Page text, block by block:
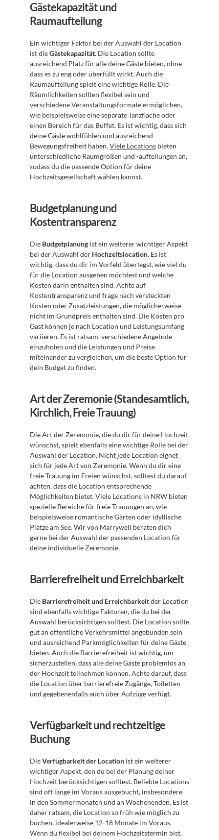
Gästekapazität und
Raumaufteilung
Ein wichtiger Faktor bei der Auswahl der Location
ist die Gästekapazität. Die Location sollte
ausreichend Platz für alle deine Gäste bieten, ohne
dass es zu eng oder überfüllt wirkt. Auch die
Raumaufteilung spielt eine wichtige Rolle. Die
Räumlichkeiten sollten flexibel sein und
verschiedene Veranstaltungsformate ermöglichen,
wie beispielsweise eine separate Tanzfläche oder
einen Bereich für das Buffet. Es ist wichtig, dass sich
deine Gäste wohlfühlen und ausreichend
Bewegungsfreiheit haben. Viele Locations bieten
unterschiedliche Raumgrößen und -aufteilungen an,
sodass du die passende Option für deine
Hochzeitsgesellschaft wählen kannst.
Budgetplanung und
Kostentransparenz
Die Budgetplanung ist ein weiterer wichtiger Aspekt
bei der Auswahl der Hochzeitslocation. Es ist
wichtig, dass du dir im Vorfeld überlegst, wie viel du
für die Location ausgeben möchtest und welche
Kosten darin enthalten sind. Achte auf
Kostentransparenz und frage nach versteckten
Kosten oder Zusatzleistungen, die möglicherweise
nicht im Grundpreis enthalten sind. Die Kosten pro
Gast können je nach Location und Leistungsumfang
variieren. Es ist ratsam, verschiedene Angebote
einzuholen und die Leistungen und Preise
miteinander zu vergleichen, um die beste Option für
dein Budget zu finden.
Art der Zeremonie (Standesamtlich,
Kirchlich, Freie Trauung)
Die Art der Zeremonie, die du dir für deine Hochzeit
wünschst, spielt ebenfalls eine wichtige Rolle bei der
Auswahl der Location. Nicht jede Location eignet
sich für jede Art von Zeremonie. Wenn du dir eine
freie Trauung im Freien wünschst, solltest du darauf
achten, dass die Location entsprechende
Möglichkeiten bietet. Viele Locations in NRW bieten
spezielle Bereiche für freie Trauungen an, wie
beispielsweise romantische Gärten oder idyllische
Plätze am See. Wir von Marrywell beraten dich
gerne bei der Auswahl der passenden Location für
deine individuelle Zeremonie.
Barrierefreiheit und Erreichbarkeit
Die Barrierefreiheit und Erreichbarkeit der Location
sind ebenfalls wichtige Faktoren, die du bei der
Auswahl berücksichtigen solltest. Die Location sollte
gut an öffentliche Verkehrsmittel angebunden sein
und ausreichend Parkmöglichkeiten für deine Gäste
bieten. Auch die Barrierefreiheit ist wichtig, um
sicherzustellen, dass alle deine Gäste problemlos an
der Hochzeit teilnehmen können. Achte darauf, dass
die Location über barrierefreie Zugänge, Toiletten
und gegebenenfalls auch über Aufzüge verfügt.
Verfügbarkeit und rechtzeitige
Buchung
Die Verfügbarkeit der Location ist ein weiterer
wichtiger Aspekt, den du bei der Planung deiner
Hochzeit berücksichtigen solltest. Beliebte Locations
sind oft lange im Voraus ausgebucht, insbesondere
in den Sommermonaten und an Wochenenden. Es ist
daher ratsam, die Location so früh wie möglich zu
buchen, idealerweise 12-18 Monate im Voraus.
Wenn du flexibel bei deinem Hochzeitstermin bist,